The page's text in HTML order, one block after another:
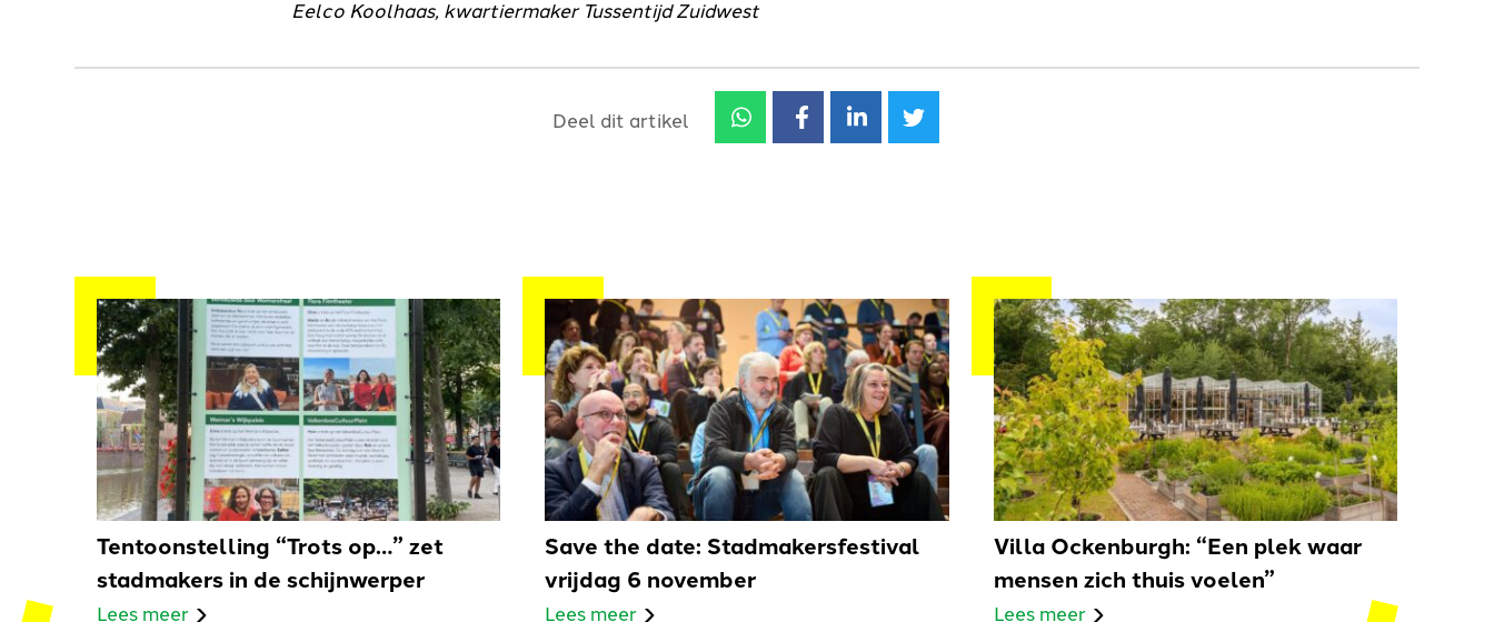
Eelco Koolhaas, kwartiermaker Tussentijd Zuidwest
Deel dit artikel
Tentoonstelling “Trots op…” zet
stadmakers in de schijnwerper
Lees meer
Save the date: Stadmakersfestival
vrijdag 6 november
Lees meer
Villa Ockenburgh: “Een plek waar
mensen zich thuis voelen”
Lees meer